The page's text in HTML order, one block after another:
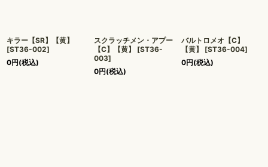
キラー【SR】【黄】
[ST36-002]
0円(税込)
スクラッチメン・アプー
【C】【黄】
[ST36-
003]
0円(税込)
バルトロメオ【C】
【黄】
[ST36-004]
0円(税込)